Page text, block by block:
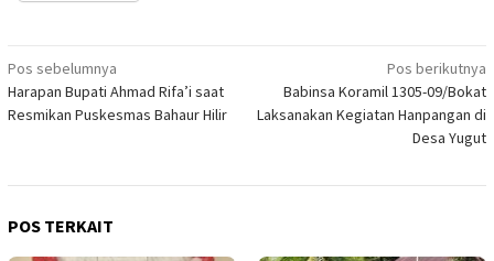
Navigasi
pos
Pos sebelumnya
Harapan Bupati Ahmad Rifa’i saat
Resmikan Puskesmas Bahaur Hilir
Pos berikutnya
Babinsa Koramil 1305-09/Bokat
Laksanakan Kegiatan Hanpangan di
Desa Yugut
POS TERKAIT